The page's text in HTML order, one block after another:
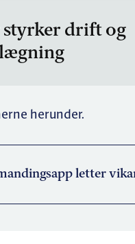
styrker drift og
herunder.
letter